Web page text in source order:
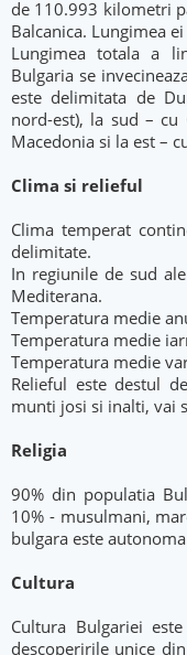
de 110.993 kilometri
Balcanica. Lungimea
Lungimea totala a
Bulgaria se
este delimitata de
nord-est), la sud – cu
Macedonia si la est –
Clima si relieful
Clima temperat
delimitate.
In regiunile de sud
Mediterana.
Temperatura medie
Temperatura medie
Temperatura medie
Relieful este destul
munti josi si inalti, vai
Religia
90% din populatia
10% - musulmani,
bulgara este
Cultura
Cultura Bulgariei
descoperirile unice